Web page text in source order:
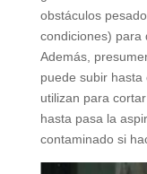
obstáculos
condiciones) para
Además,
puede subir
utilizan para
hasta pasa la
contaminado si